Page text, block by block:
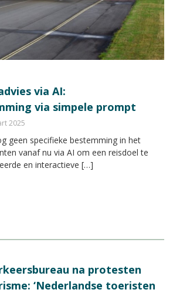
via AI:
via simpele prompt
2025
geen specifieke bestemming in het
vanaf nu via AI om een reisdoel te
en interactieve […]
na protesten
‘Nederlandse toeristen